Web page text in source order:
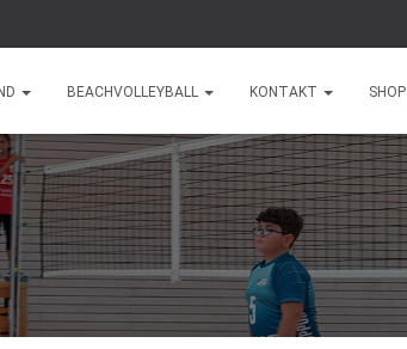
BEACHVOLLEYBALL KONTAKT SHOP